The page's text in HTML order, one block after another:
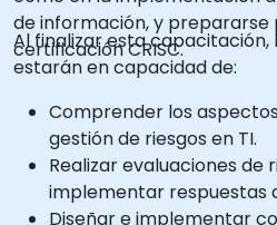
de información, y prepararse
certificación CRISC.
Al finalizar esta
estarán en capacidad de:
Comprender los
gestión de riesgos en TI.
Realizar evaluaciones de
implementar respuestas
Diseñar e implementar